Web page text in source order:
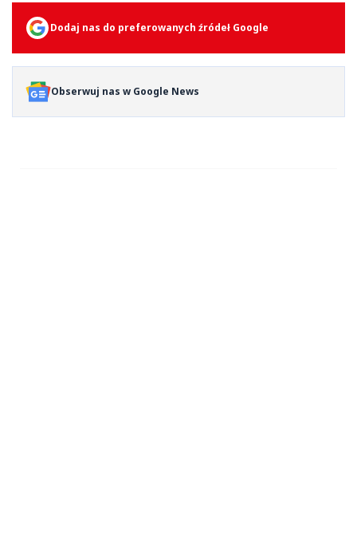
Dodaj nas do preferowanych źródeł Google
Obserwuj nas w Google News